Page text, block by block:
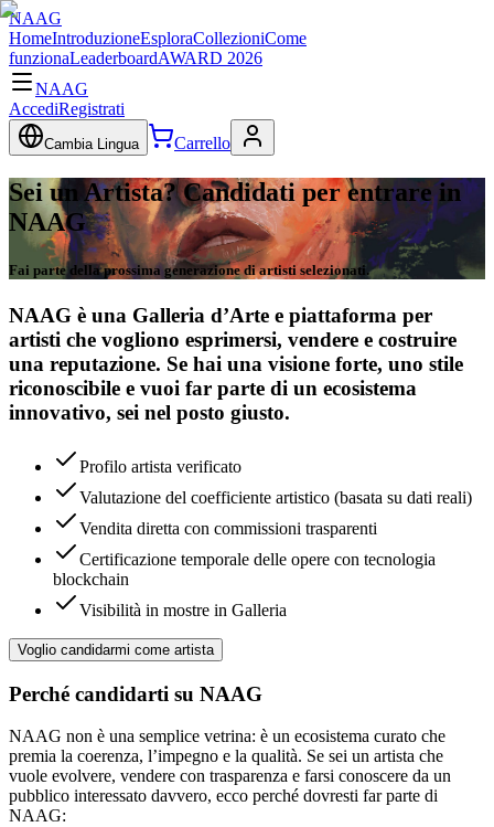
NAAG
HomeIntroduzioneEsploraCollezioniCome
funzionaLeaderboardAWARD 2026
NAAG
AccediRegistrati
Cambia Lingua Carrello
Sei un Artista? Candidati per entrare in
NAAG
Fai parte della prossima generazione di artisti selezionati.
NAAG è una Galleria d’Arte e piattaforma per
artisti che vogliono esprimersi, vendere e costruire
una reputazione. Se hai una visione forte, uno stile
riconoscibile e vuoi far parte di un ecosistema
innovativo, sei nel posto giusto.
Profilo artista verificato
Valutazione del coefficiente artistico (basata su dati reali)
Vendita diretta con commissioni trasparenti
Certificazione temporale delle opere con tecnologia
blockchain
Visibilità in mostre in Galleria
Voglio candidarmi come artista
Perché candidarti su NAAG
NAAG non è una semplice vetrina: è un ecosistema curato che
premia la coerenza, l’impegno e la qualità. Se sei un artista che
vuole evolvere, vendere con trasparenza e farsi conoscere da un
pubblico interessato davvero, ecco perché dovresti far parte di
NAAG: